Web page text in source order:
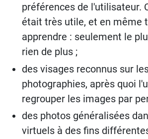
préférences de l'utilisateur.
était très utile, et en même
apprendre : seulement le
rien de plus ;
des visages reconnus sur
photographies, après quoi
regrouper les images par
des photos généralisées
virtuels à des fins